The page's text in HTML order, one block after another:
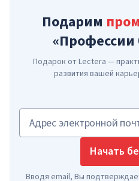
Подарим
Подарок от Lectera —
развития вашей
Адрес электронной
Начать
Вводя email, Вы